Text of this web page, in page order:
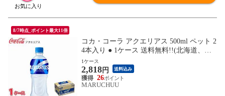
8/7時点_ポイント最大11倍
コカ・コーラ アクエリアス 500ml ペット 2
4本入り ● 1ケース 送料無料!!(北海道、沖
縄、離島は別途700円かかります)
1ケース
2,818円 送料込み
26
MARUCHUU